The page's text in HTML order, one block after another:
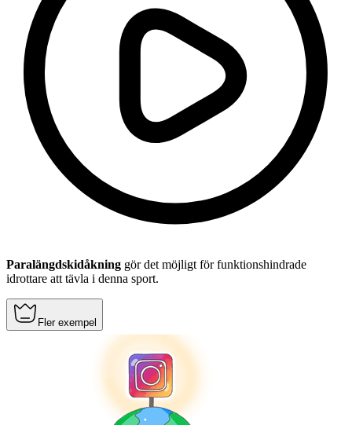
Paralängdskidåkning gör det möjligt för funktionshindrade
idrottare att tävla i denna sport.
Fler exempel